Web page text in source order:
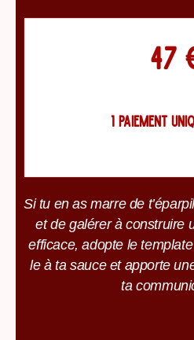
47
1 PAIEMENT
Si tu en as marre de
et de galérer à construire
efficace, adopte le
le à ta sauce et apporte
ta